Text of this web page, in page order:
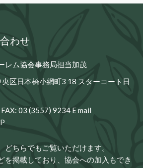
わせ
レム協会事務局担当加茂
区日本橋小網町3 18 スターコート日
03 (3557) 9234 E mail
どちらでもご覧いただけます。
を掲載しており、協会への加入もでき